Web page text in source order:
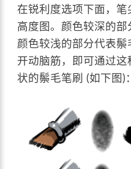
在锐利度选项下面，
高度图。颜色较深的部
颜色较浅的部分代表
开动脑筋，即可通过
状的鬃毛笔刷 (如下图)：